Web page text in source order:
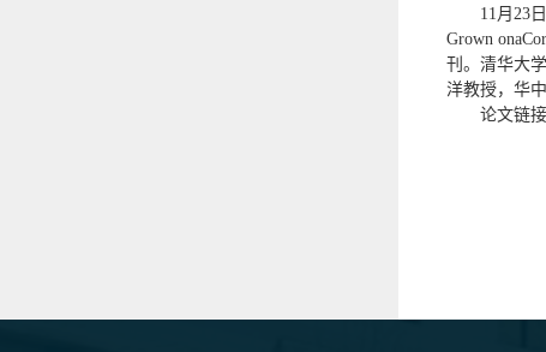
11月23
Grown
刊。清华大
洋教授，华
论文链接